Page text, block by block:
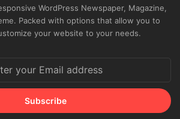
WordPress Newspaper, Magazine,
Packed with options that allow you to
your website to your needs.